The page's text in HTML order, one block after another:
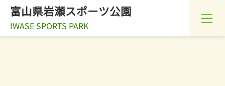
富山県岩瀬スポーツ公園
IWASE SPORTS PARK